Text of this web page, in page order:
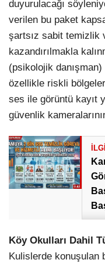
duyurulacağı
verilen bu paket
şartsız sabit temizlik
kazandırılmakla
(psikolojik danışman)
özellikle riskli
ses ile görüntü kayıt
güvenlik
Köy Okulları Dahil
Kulislerde konuşulan